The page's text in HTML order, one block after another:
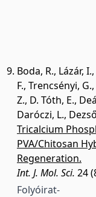
Boda, R., Lázár, I.,
F., Trencsényi, G.,
Z., D. Tóth, E.,
Daróczi, L.,
Tricalcium
PVA/Chitosan
Regeneration.
Int. J. Mol. Sci. 24
Folyóirat-